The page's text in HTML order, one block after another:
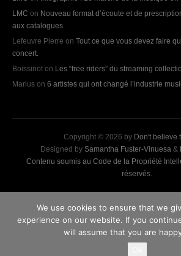
LMC on Nouveau format d’écoute et de
aux catalogues
Lefeuvre Pierre on Tout ce que vous devez faire
concert.
Boissinot on Les “free riders” du streaming
Marius on 6 artistes qui ont changé l’industrie
Copyright © 2026 by Don't believe
Designed by Samantha Fuster-Vinuesa &
Contenu soumis au Code de la Propriété
réservés.
We use cookies to ensure that we
experience on our website. If you
will assume that you are